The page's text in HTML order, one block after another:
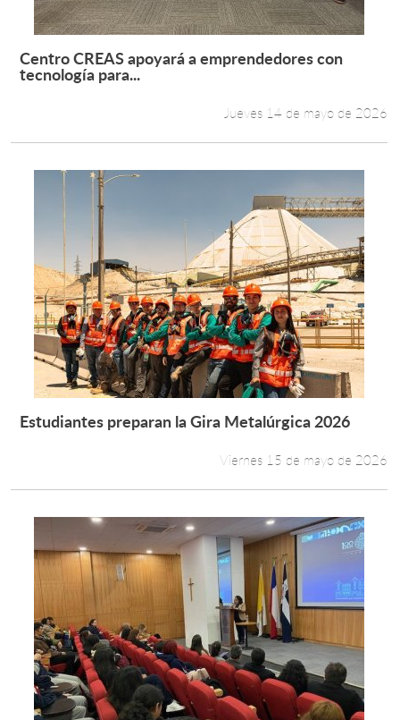
Leer más +
Centro CREAS apoyará a emprendedores con
tecnología para...
Jueves 14 de mayo de 2026
Leer más +
Estudiantes preparan la Gira Metalúrgica 2026
Viernes 15 de mayo de 2026